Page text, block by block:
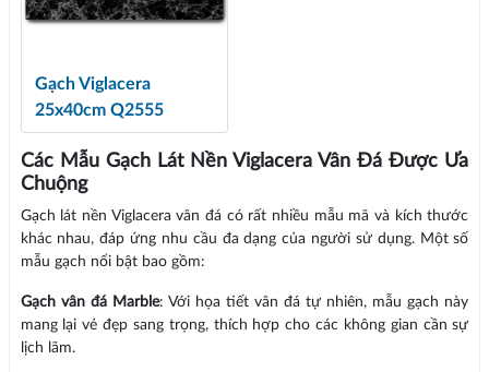
Gạch Viglacera
25x40cm Q2555
Các Mẫu Gạch Lát Nền Viglacera Vân Đá Được Ưa
Chuộng
Gạch lát nền Viglacera vân đá có rất nhiều mẫu mã và kích thước
khác nhau, đáp ứng nhu cầu đa dạng của người sử dụng. Một số
mẫu gạch nổi bật bao gồm:
Gạch vân đá Marble: Với họa tiết vân đá tự nhiên, mẫu gạch này
mang lại vẻ đẹp sang trọng, thích hợp cho các không gian cần sự
lịch lãm.